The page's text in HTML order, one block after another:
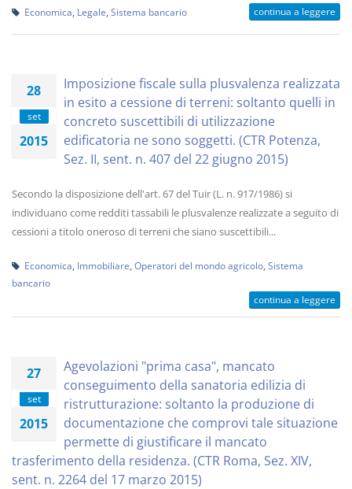
Economica Legale Sistema bancario continua a leggere
28
set
2015
Imposizione fiscale sulla plusvalenza realizzata
in esito a cessione di terreni: soltanto quelli in
concreto suscettibili di utilizzazione
edificatoria ne sono soggetti. (CTR Potenza,
Sez. II, sent. n. 407 del 22 giugno 2015)
Secondo la disposizione dell'art. 67 del Tuir (L. n. 917/1986) si
individuano come redditi tassabili le plusvalenze realizzate a seguito di
cessioni a titolo oneroso di terreni che siano suscettibili...
Economica Immobiliare Operatori del mondo agricolo Sistema
bancario
continua a leggere
27
set
2015
Agevolazioni "prima casa", mancato
conseguimento della sanatoria edilizia di
ristrutturazione: soltanto la produzione di
documentazione che comprovi tale situazione
permette di giustificare il mancato
trasferimento della residenza. (CTR Roma, Sez. XIV,
sent. n. 2264 del 17 marzo 2015)